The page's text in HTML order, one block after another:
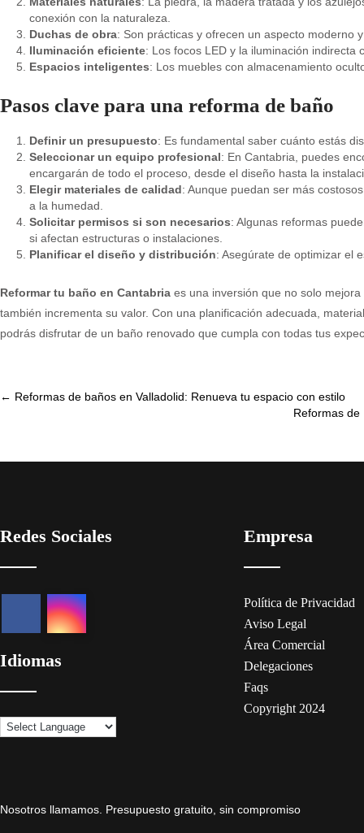
conexión con la naturaleza.
Duchas de obra: Son prácticas y ofrecen un aspecto moderno
Iluminación eficiente: Los focos LED y la iluminación
Espacios inteligentes: Los muebles con almacenamiento
Pasos clave para una reforma de baño
Definir un presupuesto: Es fundamental saber cuánto estás
Seleccionar un equipo profesional: En Cantabria, puedes
encargarán de todo el proceso, desde el diseño hasta la
Elegir materiales de calidad: Aunque puedan ser más
a la humedad.
Solicitar permisos si son necesarios: Algunas reformas
si afectan estructuras o instalaciones.
Planificar el diseño y distribución: Asegúrate de optimizar el
Reformar tu baño en Cantabria es una inversión que no solo
también incrementa su valor. Con una planificación adecuada,
podrás disfrutar de un baño renovado que cumpla con todas tus
Post
← Reformas de baños en Valladolid: Renueva tu espacio con estilo
Reformas
Redes Sociales
Idiomas
Empresa
Política de Privacidad
Aviso Legal
Área Comercial
Delegaciones
Faqs
Copyright 2024
Nosotros llamamos. Presupuesto gratuito, sin compromiso